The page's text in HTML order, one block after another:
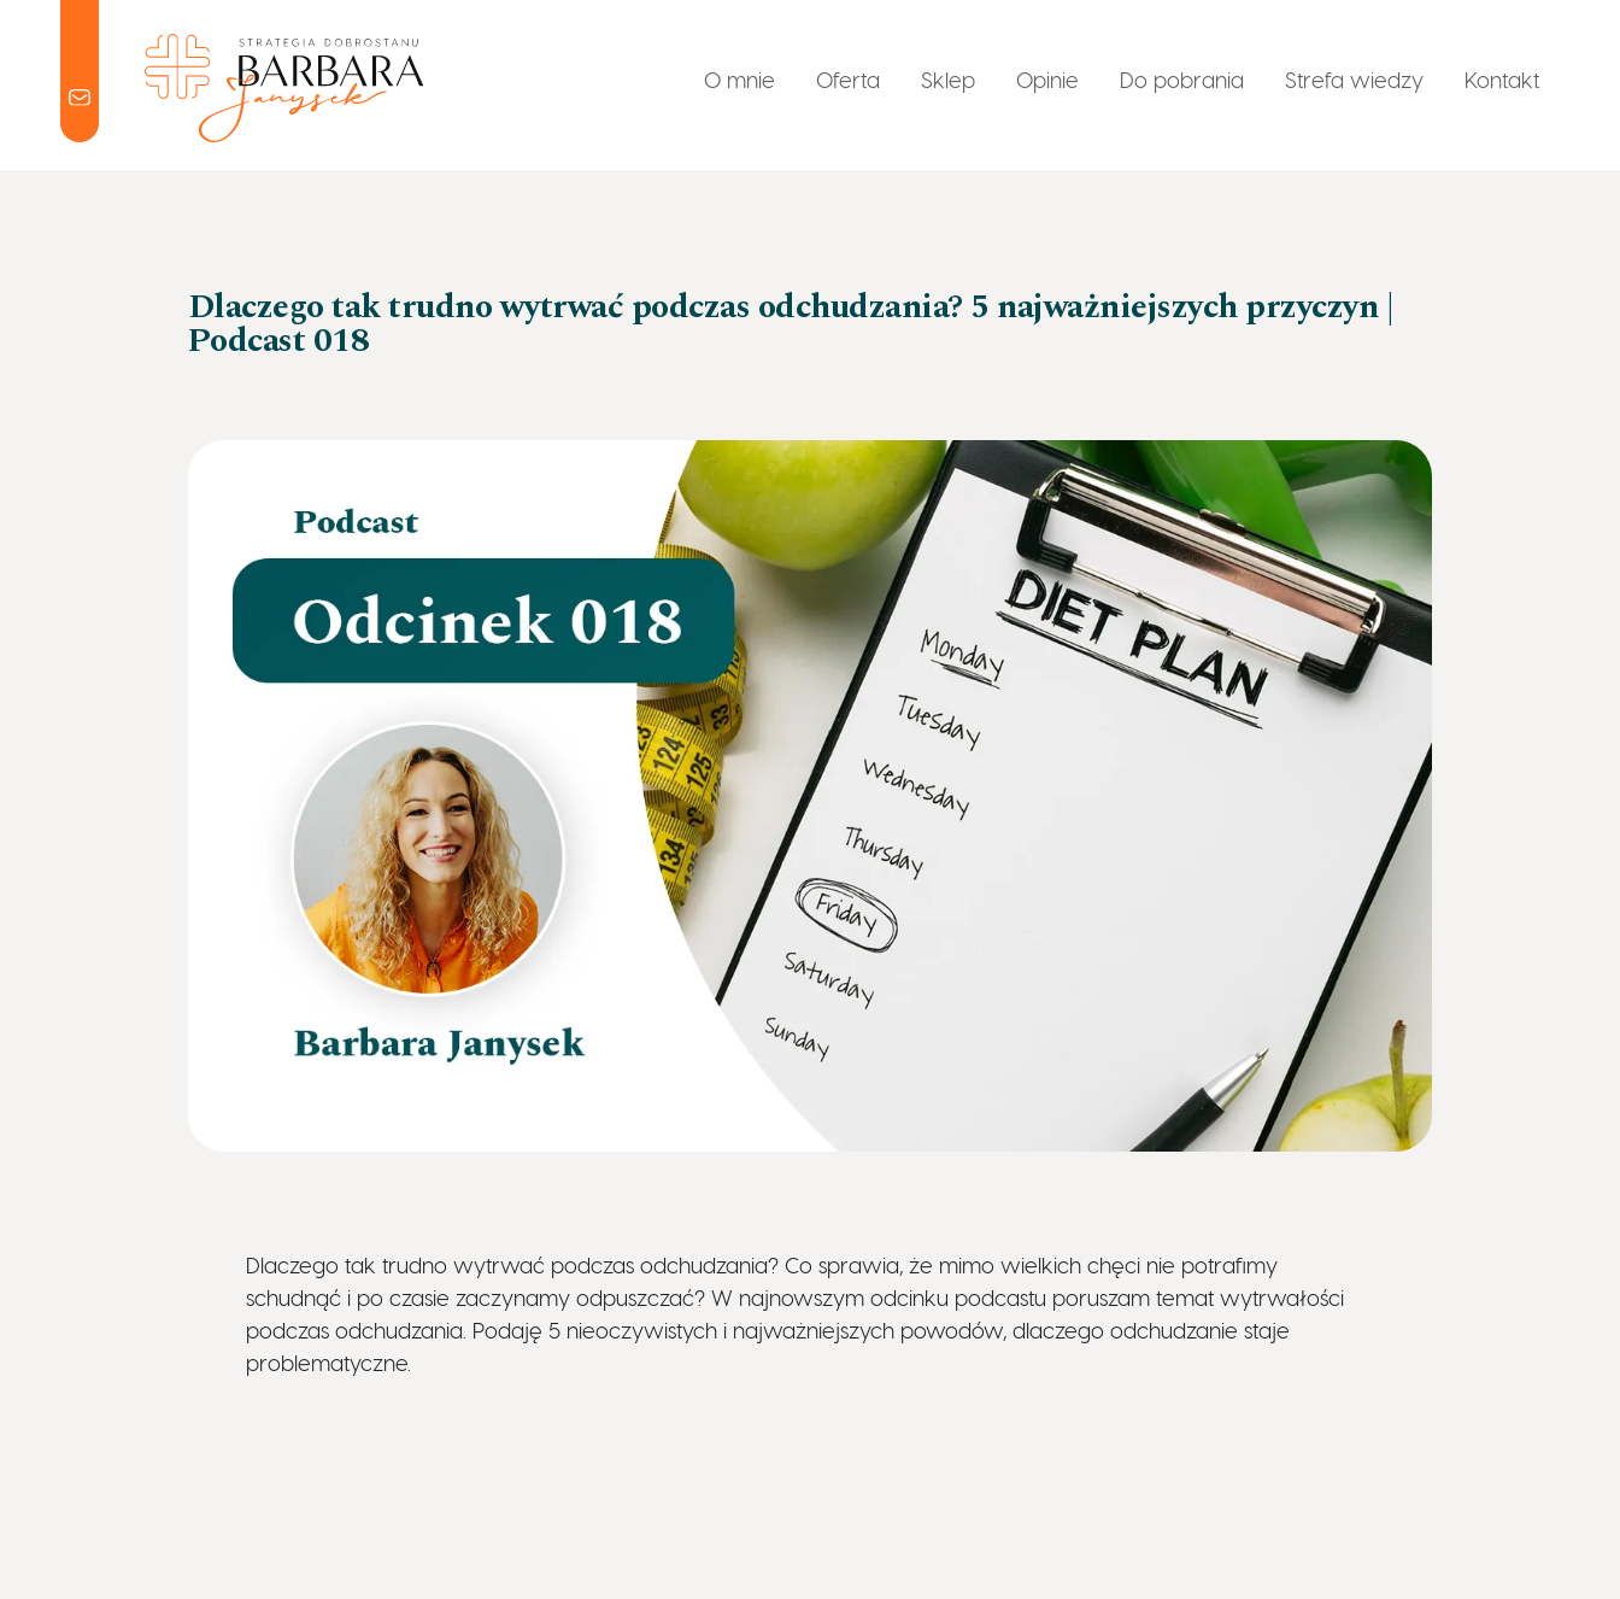
O mnie Oferta
Warsztaty dla przedsiębiorczyń
Szkolenia dla pracowników
Warsztaty i szkolenia dla klubów fitness, siłowni, salonów kosmetycznych
Sklep Opinie Do pobrania Strefa wiedzy Kontakt
Dlaczego tak trudno wytrwać podczas odchudzania? 5 najważniejszych przyczyn |
Podcast 018
Dlaczego tak trudno wytrwać podczas odchudzania? Co sprawia, że mimo wielkich chęci nie potrafimy
schudnąć i po czasie zaczynamy odpuszczać? W najnowszym odcinku podcastu poruszam temat wytrwałości
podczas odchudzania. Podaję 5 nieoczywistych i najważniejszych powodów, dlaczego odchudzanie staje
problematyczne.